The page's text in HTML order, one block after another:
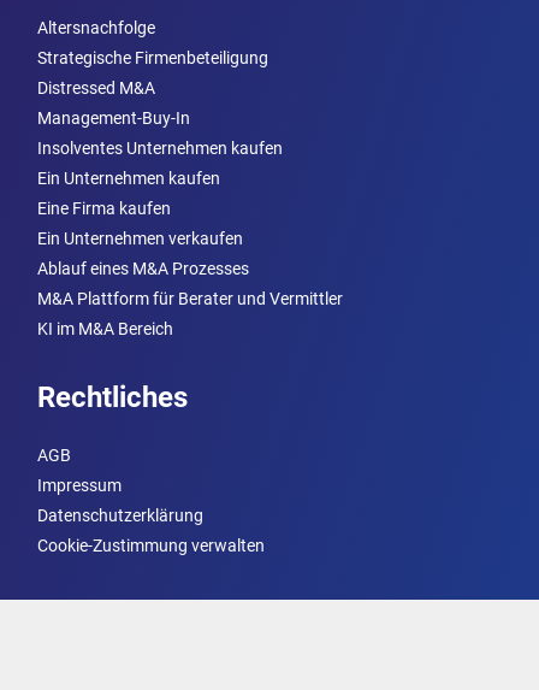
Altersnachfolge
Strategische Firmenbeteiligung
Distressed M&A
Management-Buy-In
Insolventes Unternehmen kaufen
Ein Unternehmen kaufen
Eine Firma kaufen
Ein Unternehmen verkaufen
Ablauf eines M&A Prozesses
M&A Plattform für Berater und Vermittler
KI im M&A Bereich
Rechtliches
AGB
Impressum
Datenschutzerklärung
Cookie-Zustimmung verwalten